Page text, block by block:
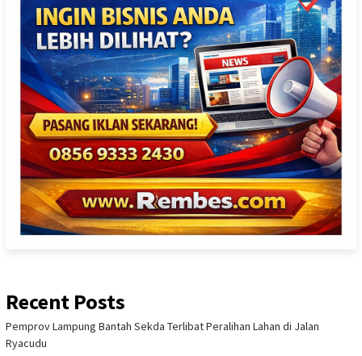
Recent Posts
Pemprov Lampung Bantah Sekda Terlibat Peralihan Lahan di Jalan
Ryacudu